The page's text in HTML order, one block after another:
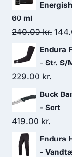
60 ml
240.00kr.
was:
Endura
- Str. S/
229.00 kr.
Buck
- Sort
419.00 kr.
Endura
-